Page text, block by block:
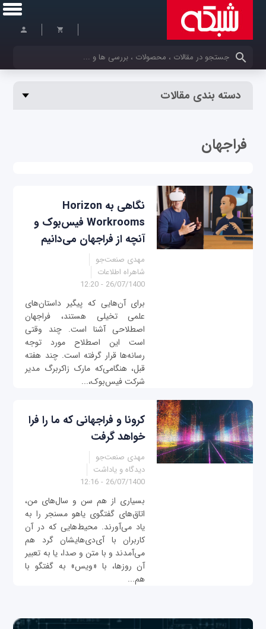
کلمات کلیدی خود را وارد کنید
دسته بندی مقالات
فراجهان
نگاهی به Horizon
Workrooms فیس‌بوک و
آنچه از فراجهان می‌دانیم
مهدی صنعت‌جو
شاهراه اطلاعات
26/07/1400 - 12:20
برای آن‌هایی که پیگیر داستان‌‌های
علمی تخیلی هستند، فراجهان
اصطلاحی آشنا است. چند وقتی
است این اصطلاح مورد توجه
رسانه‌ها قرار گرفته است. چند هفته
قبل، هنگامی‌که مارک زاکربرگ مدیر
شرکت فیس‌بوک،...
کرونا و فراجهانی که ما را فرا
خواهد گرفت
مهدی صنعت‌جو
دیدگاه و یاداشت
26/07/1400 - 12:16
بسیاری از هم سن و سال‌های من،
اتاق‌های گفتگوی یاهو مسنجر را به‌
یاد می‌آورند. محیط‌هایی که در آن
کاربران با آی‌دی‌هایشان گرد هم
می‌آمدند و با متن‌ و صدا، یا به تعبیر
آن روزها، با «ویس» به گفتگو با
هم...